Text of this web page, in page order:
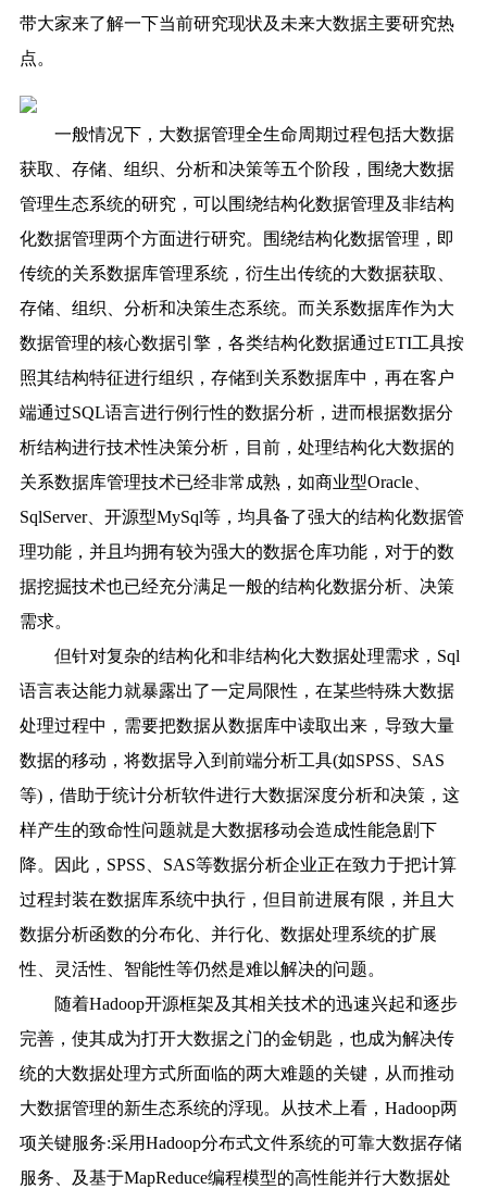
带大家来了解一下当前研究现状及未来大数据主要研究热
点。
一般情况下，大数据管理全生命周期过程包括大数据
获取、存储、组织、分析和决策等五个阶段，围绕大数据
管理生态系统的研究，可以围绕结构化数据管理及非结构
化数据管理两个方面进行研究。围绕结构化数据管理，即
传统的关系数据库管理系统，衍生出传统的大数据获取、
存储、组织、分析和决策生态系统。而关系数据库作为大
数据管理的核心数据引擎，各类结构化数据通过ETI工具按
照其结构特征进行组织，存储到关系数据库中，再在客户
端通过SQL语言进行例行性的数据分析，进而根据数据分
析结构进行技术性决策分析，目前，处理结构化大数据的
关系数据库管理技术已经非常成熟，如商业型Oracle、
SqlServer、开源型MySql等，均具备了强大的结构化数据管
理功能，并且均拥有较为强大的数据仓库功能，对于的数
据挖掘技术也已经充分满足一般的结构化数据分析、决策
需求。
但针对复杂的结构化和非结构化大数据处理需求，Sql
语言表达能力就暴露出了一定局限性，在某些特殊大数据
处理过程中，需要把数据从数据库中读取出来，导致大量
数据的移动，将数据导入到前端分析工具(如SPSS、SAS
等)，借助于统计分析软件进行大数据深度分析和决策，这
样产生的致命性问题就是大数据移动会造成性能急剧下
降。因此，SPSS、SAS等数据分析企业正在致力于把计算
过程封装在数据库系统中执行，但目前进展有限，并且大
数据分析函数的分布化、并行化、数据处理系统的扩展
性、灵活性、智能性等仍然是难以解决的问题。
随着Hadoop开源框架及其相关技术的迅速兴起和逐步
完善，使其成为打开大数据之门的金钥匙，也成为解决传
统的大数据处理方式所面临的两大难题的关键，从而推动
大数据管理的新生态系统的浮现。从技术上看，Hadoop两
项关键服务:采用Hadoop分布式文件系统的可靠大数据存储
服务、及基于MapReduce编程模型的高性能并行大数据处